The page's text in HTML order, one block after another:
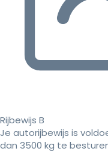
Rijbewijs B
Je autorijbewijs is
dan 3500 kg te